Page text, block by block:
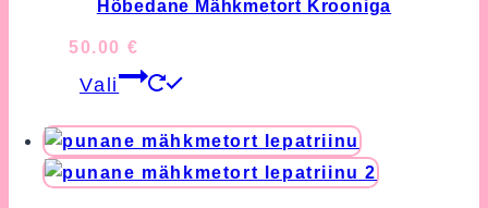
Hõbedane Mähkmetort Krooniga
50.00 €
Vali
has
multiple
variants.